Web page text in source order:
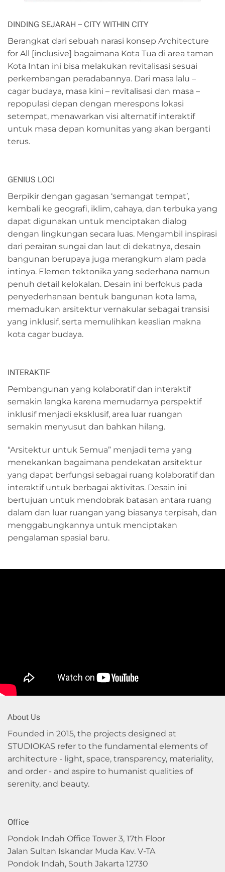
DINDING SEJARAH – CITY WITHIN CITY
Berangkat dari sebuah narasi konsep Architecture
for All [inclusive] bagaimana Kota Tua di area taman
Kota Intan ini bisa melakukan revitalisasi sesuai
perkembangan peradabannya. Dari masa lalu –
cagar budaya, masa kini – revitalisasi dan masa –
repopulasi depan dengan merespons lokasi
setempat, menawarkan visi alternatif interaktif
untuk masa depan komunitas yang akan berganti
terus.
GENIUS LOCI
Berpikir dengan gagasan ‘semangat tempat’,
kembali ke geografi, iklim, cahaya, dan terbuka yang
dapat digunakan untuk menciptakan dialog
dengan lingkungan secara luas. Mengambil inspirasi
dari perairan sungai dan laut di dekatnya, desain
bangunan berupaya juga merangkum alam pada
intinya. Elemen tektonika yang sederhana namun
penuh detail kelokalan. Desain ini berfokus pada
penyederhanaan bentuk bangunan kota lama,
memadukan arsitektur vernakular sebagai transisi
yang inklusif, serta memulihkan keaslian makna
kota cagar budaya.
INTERAKTIF
Pembangunan yang kolaboratif dan interaktif
semakin langka karena memudarnya perspektif
inklusif menjadi eksklusif, area luar ruangan
semakin menyusut dan bahkan hilang.
“Arsitektur untuk Semua” menjadi tema yang
menekankan bagaimana pendekatan arsitektur
yang dapat berfungsi sebagai ruang kolaboratif dan
interaktif untuk berbagai aktivitas. Desain ini
bertujuan untuk mendobrak batasan antara ruang
dalam dan luar ruangan yang biasanya terpisah, dan
menggabungkannya untuk menciptakan
pengalaman spasial baru.
About Us
Founded in 2015, the projects designed at
STUDIOKAS refer to the fundamental elements of
architecture - light, space, transparency, materiality,
and order - and aspire to humanist qualities of
serenity, and beauty.
Office
Pondok Indah Office Tower 3, 17th Floor
Jalan Sultan Iskandar Muda Kav. V-TA
Pondok Indah, South Jakarta 12730